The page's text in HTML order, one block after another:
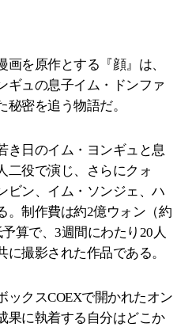
を原作とする『顔』は、
ギュの息子イム・ドンファ
密を追う物語だ。
き日のイム・ヨンギュと息
二役で演じ、さらにクォ
ビン、イム・ソンジェ、ハ
。制作費は約2億ウォン（約
算で、3週間にわたり20人
撮影された作品である。
ックスCOEXで開かれたオン
果に執着する自分はどこか